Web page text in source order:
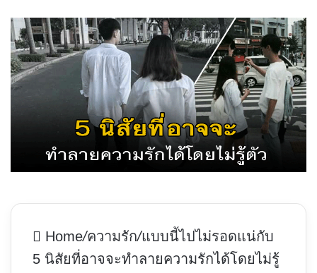
Home/ความรัก/แบบนี้ไปไม่รอดแน่กับ
5 นิสัยที่อาจจะทำลายความรักได้โดยไม่รู้